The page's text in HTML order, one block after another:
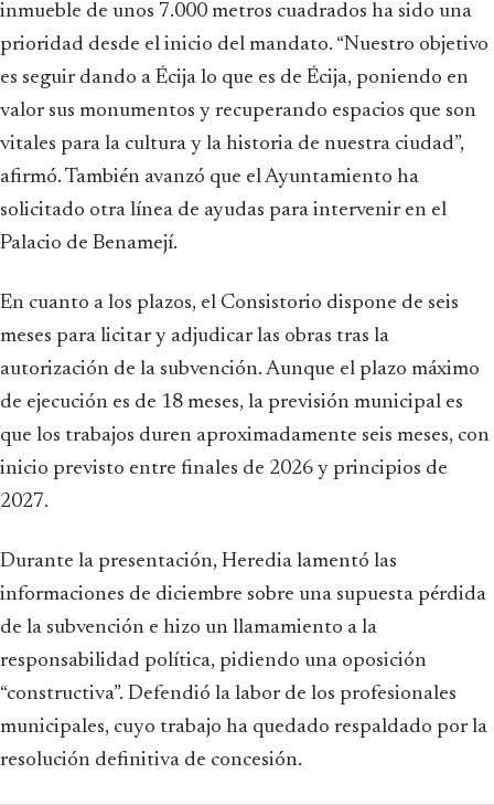
inmueble de unos 7.000 metros cuadrados ha sido una
prioridad desde el inicio del mandato. “Nuestro objetivo
es seguir dando a Écija lo que es de Écija, poniendo en
valor sus monumentos y recuperando espacios que son
vitales para la cultura y la historia de nuestra ciudad”,
afirmó. También avanzó que el Ayuntamiento ha
solicitado otra línea de ayudas para intervenir en el
Palacio de Benamejí.
En cuanto a los plazos, el Consistorio dispone de seis
meses para licitar y adjudicar las obras tras la
autorización de la subvención. Aunque el plazo máximo
de ejecución es de 18 meses, la previsión municipal es
que los trabajos duren aproximadamente seis meses, con
inicio previsto entre finales de 2026 y principios de
2027.
Durante la presentación, Heredia lamentó las
informaciones de diciembre sobre una supuesta pérdida
de la subvención e hizo un llamamiento a la
responsabilidad política, pidiendo una oposición
“constructiva”. Defendió la labor de los profesionales
municipales, cuyo trabajo ha quedado respaldado por la
resolución definitiva de concesión.